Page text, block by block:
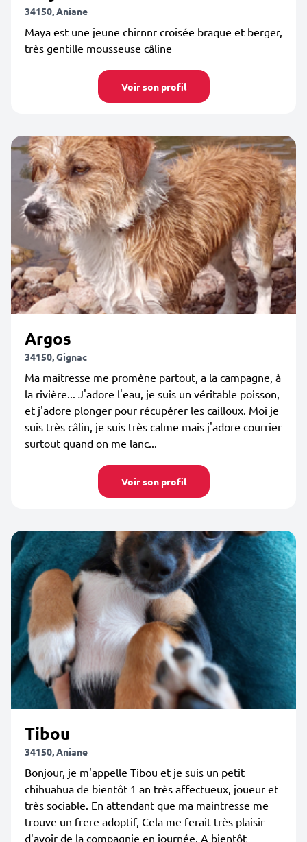
34150, Aniane
Maya est une jeune chirnnr croisée braque et berger,
très gentille mousseuse câline
Voir son profil
Argos
34150, Gignac
Ma maîtresse me promène partout, a la campagne, à
la rivière... J'adore l'eau, je suis un véritable poisson,
et j'adore plonger pour récupérer les cailloux. Moi je
suis très câlin, je suis très calme mais j'adore courrier
surtout quand on me lanc...
Voir son profil
Tibou
34150, Aniane
Bonjour, je m'appelle Tibou et je suis un petit
chihuahua de bientôt 1 an très affectueux, joueur et
très sociable. En attendant que ma maintresse me
trouve un frere adoptif, Cela me ferait très plaisir
d'avoir de la compagnie en journée. A bientôt